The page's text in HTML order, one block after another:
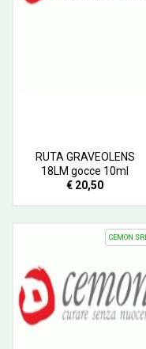
RUTA GRAVEOLENS
18LM gocce 10ml
€ 20,50
CEMON SRL